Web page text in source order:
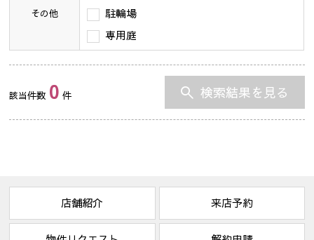
その他
駐輪場
専用庭
該当件数 0 件 検索結果を見る
店舗紹介 来店予約